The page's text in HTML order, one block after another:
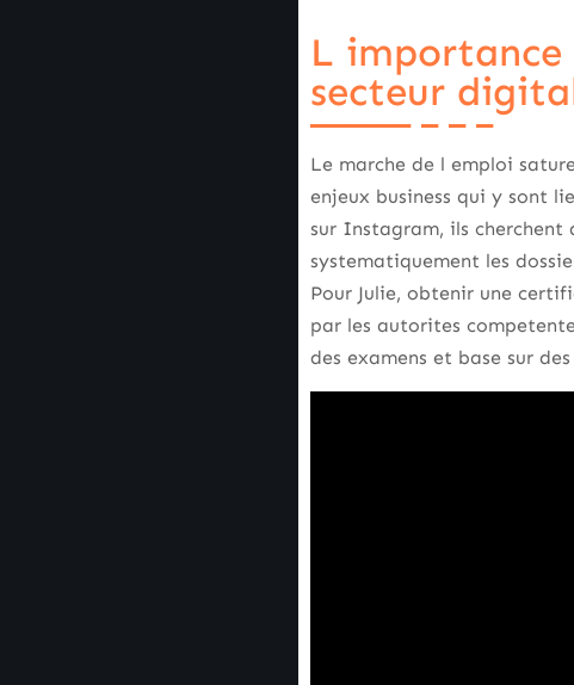
L importance
secteur
Le marche de l emploi
enjeux business qui y sont
sur Instagram, ils cherchent
systematiquement les
Pour Julie, obtenir une
par les autorites
des examens et base sur